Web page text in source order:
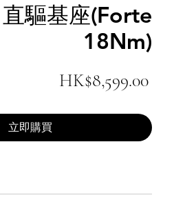
驅基座(Forte
18Nm)
HK$8,599.00Price
立即購買